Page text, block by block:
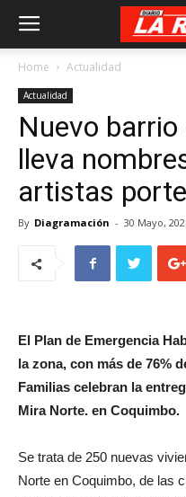
Home Actualidad
Actualidad
Nuevo
lleva
artistas
By Diagramación - 30 Mayo,
El Plan de Emergencia
la zona, con más de 76%
Familias celebran la
Mira Norte. en Coquimbo.
Se trata de 250 nuevas
Norte en Coquimbo, de las